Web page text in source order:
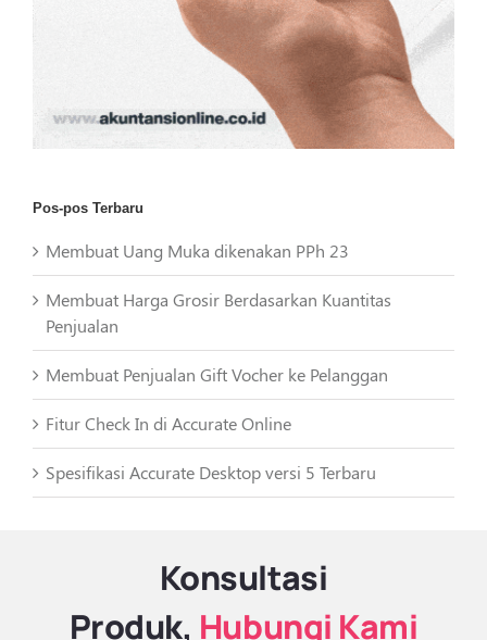
Pos-pos Terbaru
Membuat Uang Muka dikenakan PPh 23
Membuat Harga Grosir Berdasarkan Kuantitas
Penjualan
Membuat Penjualan Gift Vocher ke Pelanggan
Fitur Check In di Accurate Online
Spesifikasi Accurate Desktop versi 5 Terbaru
Konsultasi
Produk, Hubungi Kami